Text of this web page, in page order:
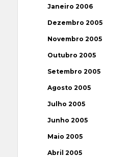
Janeiro 2006
Dezembro 2005
Novembro 2005
Outubro 2005
Setembro 2005
Agosto 2005
Julho 2005
Junho 2005
Maio 2005
Abril 2005